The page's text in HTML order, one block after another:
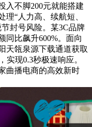
入不脚200元就能搭建
“人力高、续航短、
封号风险。某3C品牌
同比飙升600%。面向
天瓴泉源下载通道获取
现0.3秒极速响应。
曲播电商的高效新时